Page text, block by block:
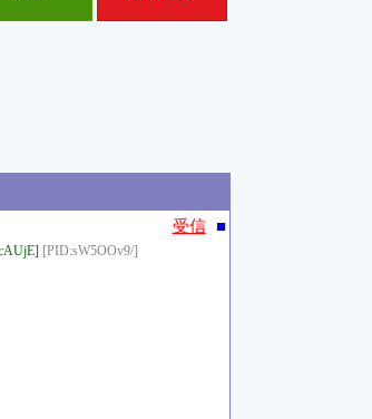
受信 ■
[PID:sW5OOv9/]